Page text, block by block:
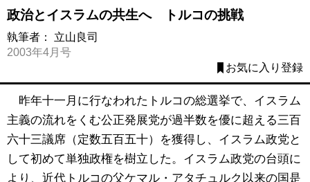
政治とイスラムの共生へ トルコの挑戦
執筆者： 立山良司
2003年4月号
お気に入り登録
昨年十一月に行なわれたトルコの総選挙で、イスラム
主義の流れをくむ公正発展党が過半数を優に超える三百
六十三議席（定数五百五十）を獲得し、イスラム政党と
して初めて単独政権を樹立した。イスラム政党の台頭に
より、近代トルコの父ケマル・アタチュルク以来の国是